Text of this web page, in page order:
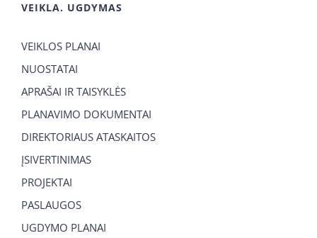
VEIKLA. UGDYMAS
VEIKLOS PLANAI
NUOSTATAI
APRAŠAI IR TAISYKLĖS
PLANAVIMO DOKUMENTAI
DIREKTORIAUS ATASKAITOS
ĮSIVERTINIMAS
PROJEKTAI
PASLAUGOS
UGDYMO PLANAI